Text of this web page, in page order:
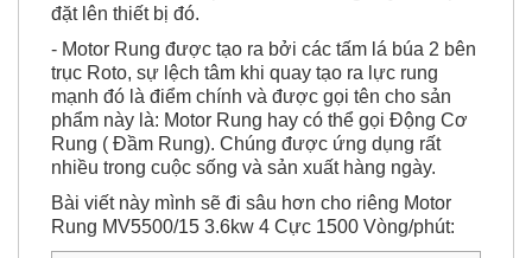
- Motor Rung được tạo ra bởi các tấm lá búa 2 bên
trục Roto, sự lệch tâm khi quay tạo ra lực rung
mạnh đó là điểm chính và được gọi tên cho sản
phẩm này là: Motor Rung hay có thể gọi Động Cơ
Rung ( Đầm Rung). Chúng được ứng dụng rất
nhiều trong cuộc sống và sản xuất hàng ngày.
Bài viết này mình sẽ đi sâu hơn cho riêng Motor
Rung MV5500/15 3.6kw 4 Cực 1500 Vòng/phút:
Nội dung chính